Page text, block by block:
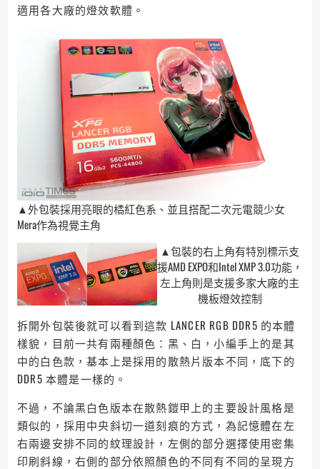
適用各大廠的燈效軟體。
▲外包裝採用亮眼的橘紅色系、並且搭配二次元電競少女
Mera作為視覺主角
▲包裝的右上角有特別標示支
援AMD EXPO和Intel XMP 3.0功能，
左上角則是支援多家大廠的主
機板燈效控制
拆開外包裝後就可以看到這款 LANCER RGB DDR5 的本體
樣貌，目前一共有兩種顏色：黑、白，小編手上的是其
中的白色款，基本上是採用的散熱片版本不同，底下的
DDR5 本體是一樣的。
不過，不論黑白色版本在散熱鎧甲上的主要設計風格是
類似的，採用中央斜切一道刻痕的方式，為記憶體在左
右兩邊安排不同的紋理設計，左側的部分選擇使用密集
印刷斜線，右側的部分依照顏色的不同有不同的呈現方